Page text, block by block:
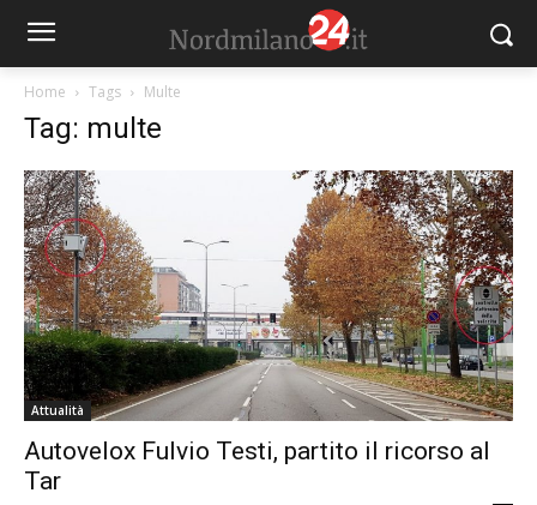
Home Tags Multe
Tag: multe
Attualità
Autovelox Fulvio Testi, partito il ricorso al
Tar